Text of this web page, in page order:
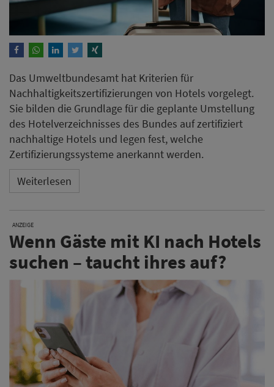
Das Umweltbundesamt hat Kriterien für
Nachhaltigkeitszertifizierungen von Hotels vorgelegt.
Sie bilden die Grundlage für die geplante Umstellung
des Hotelverzeichnisses des Bundes auf zertifiziert
nachhaltige Hotels und legen fest, welche
Zertifizierungssysteme anerkannt werden.
Weiterlesen
ANZEIGE
Wenn Gäste mit KI nach Hotels
suchen – taucht ihres auf?